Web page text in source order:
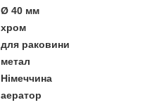
Ø 40 мм
хром
для раковини
метал
Німеччина
аератор